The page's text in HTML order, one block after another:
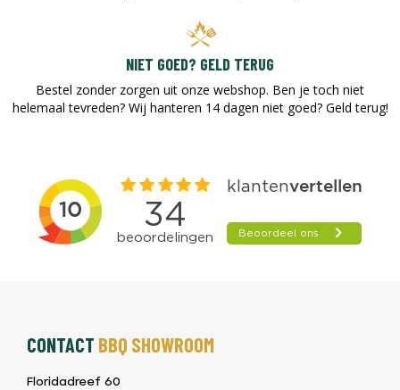
NIET GOED? GELD TERUG
Bestel zonder zorgen uit onze webshop. Ben je toch niet
helemaal tevreden? Wij hanteren 14 dagen niet goed? Geld terug!​
CONTACT BBQ SHOWROOM
Floridadreef 60